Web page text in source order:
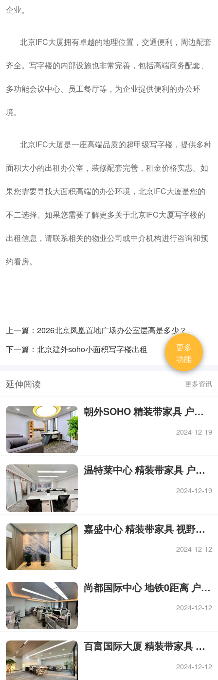
企业。
北京IFC大厦拥有卓越的地理位置，交通便利，周边配套
齐全。写字楼的内部设施也非常完善，包括高端商务配套、
多功能会议中心、员工餐厅等，为企业提供便利的办公环
境。
北京IFC大厦是一座高端品质的超甲级写字楼，提供多种
面积大小的出租办公室，装修配套完善，租金价格实惠。如
果您需要寻找大面积高端的办公环境，北京IFC大厦是您的
不二选择。如果您需要了解更多关于北京IFC大厦写字楼的
出租信息，请联系相关的物业公司或中介机构进行咨询和预
约看房。
上一篇：2026北京凤凰置地广场办公室层高是多少？
下一篇：北京建外soho小面积写字楼出租
延伸阅读 更多资讯
朝外SOHO 精装带家具 户型方正 视野开阔
2024-12-19
温特莱中心 精装带家具 户型方正 视野开阔
2024-12-19
嘉盛中心 精装带家具 视野开阔 高区
2024-12-12
尚都国际中心 地铁0距离 户型方正 视野开阔
2024-12-12
百富国际大厦 精装带家具 户型方正 视野开阔
2024-12-12
更多
功能